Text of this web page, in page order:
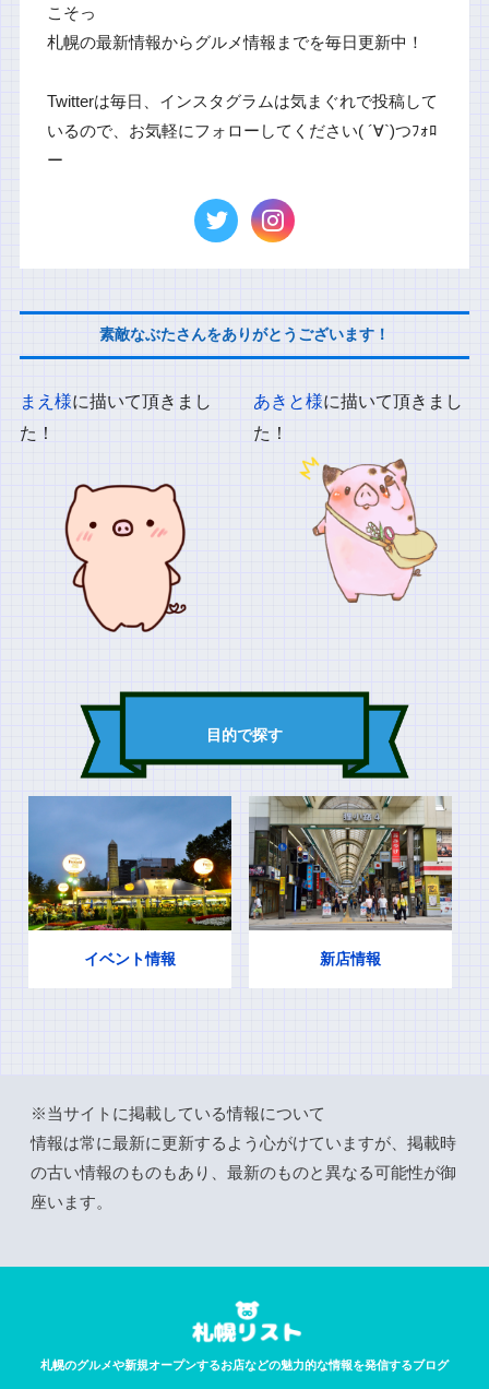
こそっ
札幌の最新情報からグルメ情報までを毎日更新中！
Twitterは毎日、インスタグラムは気まぐれで投稿して
いるので、お気軽にフォローしてください( ´∀`)つﾌｫﾛ
ー
素敵なぶたさんをありがとうございます！
まえ様に描いて頂きまし
た！
あきと様に描いて頂きまし
た！
目的で探す
イベント情報 新店情報
※当サイトに掲載している情報について
情報は常に最新に更新するよう心がけていますが、掲載時
の古い情報のものもあり、最新のものと異なる可能性が御
座います。
札幌のグルメや新規オープンするお店などの魅力的な情報を発信するブログ